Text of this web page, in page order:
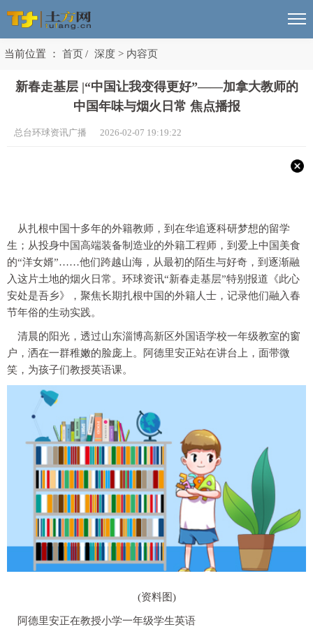
当前位置 ： 首页/ 深度 > 内容页
新春走基层 |“中国让我变得更好”——加拿大教师的
中国年味与烟火日常 焦点播报
总台环球资讯广播 2026-02-07 19:19:22
从扎根中国十多年的外籍教师，到在华追逐科研梦想的留学
生；从投身中国高端装备制造业的外籍工程师，到爱上中国美食
的“洋女婿”……他们跨越山海，从最初的陌生与好奇，到逐渐融
入这片土地的烟火日常。环球资讯“新春走基层”特别报道《此心
安处是吾乡》，聚焦长期扎根中国的外籍人士，记录他们融入春
节年俗的生动实践。
清晨的阳光，透过山东淄博高新区外国语学校一年级教室的窗
户，洒在一群稚嫩的脸庞上。阿德里安正站在讲台上，面带微
笑，为孩子们教授英语课。
(资料图)
阿德里安正在教授小学一年级学生英语